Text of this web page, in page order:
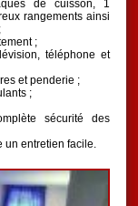
de cuisson, 1
rangements ainsi
;
téléphone et
et penderie ;
;
sécurité des
un entretien facile.